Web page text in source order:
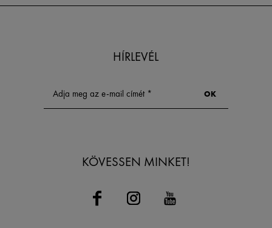
HÍRLEVÉL
KÖVESSEN MINKET!